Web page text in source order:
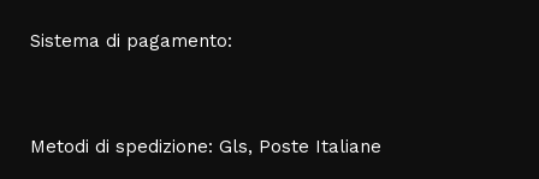
Sistema di pagamento:
Metodi di spedizione: Gls, Poste Italiane